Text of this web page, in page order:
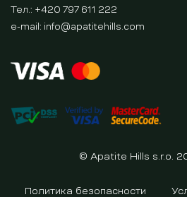
Тел.: +420 797 611 222
e-mail: info@apatitehills.com
© Apatite Hills s.r.o.
Политика безопасности